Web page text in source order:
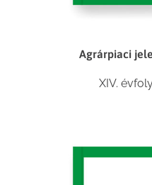
Agrárpiaci
XIV.